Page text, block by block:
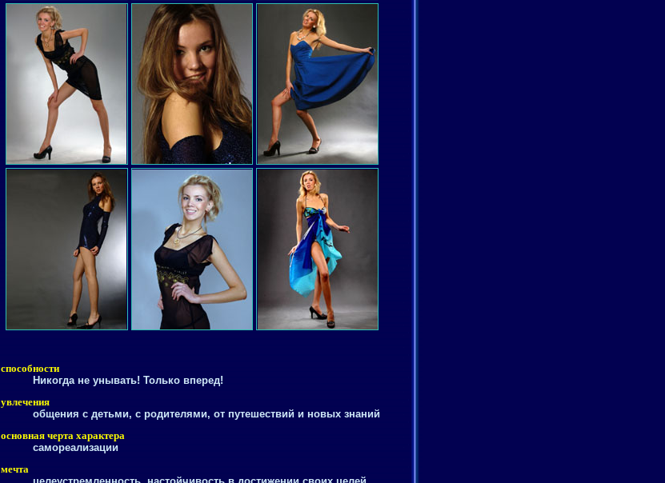
способности
Никогда не унывать! Только вперед!
увлечения
общения с детьми, с родителями, от путешествий и новых знаний
основная черта характера
самореализации
мечта